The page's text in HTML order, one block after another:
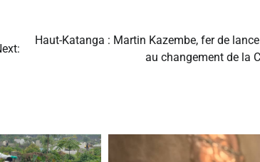
Haut-Katanga : Martin Kazembe, fer de
au changement de la